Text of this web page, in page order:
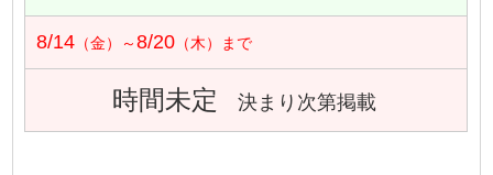
8/14 （金）～8/20 （木）まで
時間未定 決まり次第掲載